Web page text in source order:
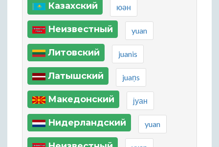
Казахский юән
Неизвестный yuan
Литовский juanis
Латышский juaņs
Македонский јуан
Нидерландский yuan